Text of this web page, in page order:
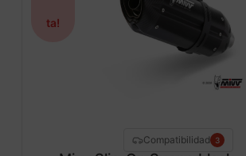
ta!
Compatibilidad 3